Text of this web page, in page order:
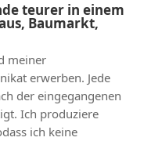
teurer in einem
Baumarkt,
meiner
erwerben. Jede
der eingegangenen
Ich produziere
ich keine